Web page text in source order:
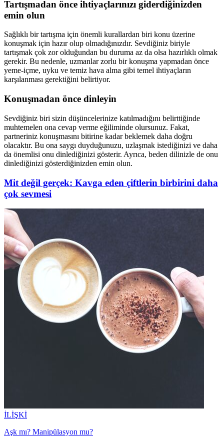
Tartışmadan önce ihtiyaçlarınızı giderdiğinizden
emin olun
Sağlıklı bir tartışma için önemli kurallardan biri konu üzerine
konuşmak için hazır olup olmadığınızdır. Sevdiğiniz biriyle
tartışmak çok zor olduğundan bu duruma az da olsa hazırlıklı olmak
gerekir. Bu nedenle, uzmanlar zorlu bir konuşma yapmadan önce
yeme-içme, uyku ve temiz hava alma gibi temel ihtiyaçların
karşılanması gerektiğini belirtiyor.
Konuşmadan önce dinleyin
Sevdiğiniz biri sizin düşüncelerinize katılmadığını belirttiğinde
muhtemelen ona cevap verme eğiliminde olursunuz. Fakat,
partneriniz konuşmasını bitirine kadar beklemek daha doğru
olacaktır. Bu ona saygı duyduğunuzu, uzlaşmak istediğinizi ve daha
da önemlisi onu dinlediğinizi gösterir. Ayrıca, beden dilinizle de onu
dinlediğinizi gösterdiğinizden emin olun.
Mit değil gerçek: Kavga eden çiftlerin birbirini daha
çok sevmesi
İLİŞKİ
Aşk mı? Manipülasyon mu?